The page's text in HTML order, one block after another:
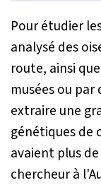
Pour étudier
analysé des
route, ainsi
musées ou
extraire une
génétiques de
avaient plus de
chercheur à